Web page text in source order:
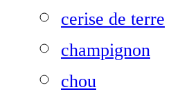
cerise de terre
champignon
chou